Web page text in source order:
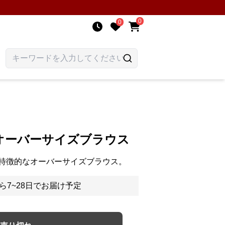
0 0
バーサイズブラウス
的なオーバーサイズブラウス。
7~28日でお届け予定